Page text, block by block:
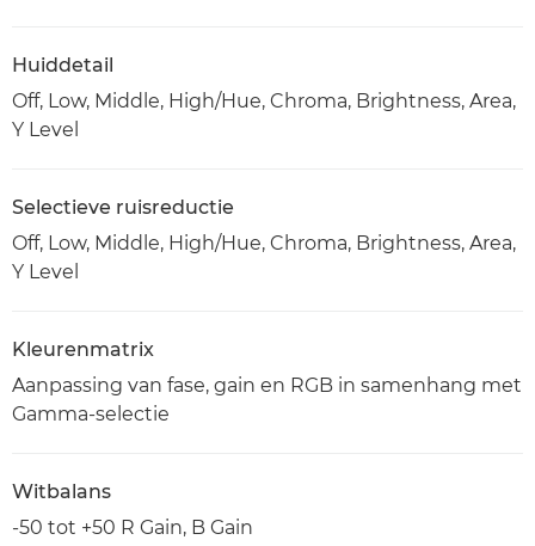
Huiddetail
Off, Low, Middle, High/Hue, Chroma, Brightness, Area,
Y Level
Selectieve ruisreductie
Off, Low, Middle, High/Hue, Chroma, Brightness, Area,
Y Level
Kleurenmatrix
Aanpassing van fase, gain en RGB in samenhang met
Gamma-selectie
Witbalans
-50 tot +50 R Gain, B Gain